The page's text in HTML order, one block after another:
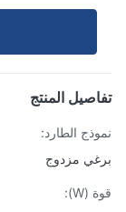
المنتج
الطارد:
مزدوج